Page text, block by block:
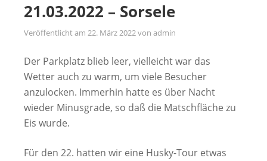
21.03.2022 – Sorsele
Veröffentlicht am 22. März 2022von admin
Der Parkplatz blieb leer, vielleicht war das
Wetter auch zu warm, um viele Besucher
anzulocken. Immerhin hatte es über Nacht
wieder Minusgrade, so daß die Matschfläche zu
Eis wurde.
Für den 22. hatten wir eine Husky-Tour etwas